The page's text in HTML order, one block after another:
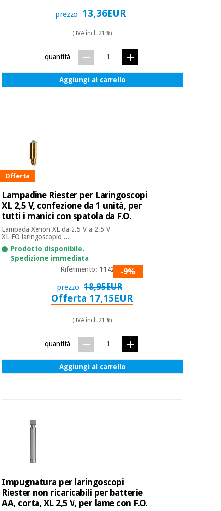
(liquidazione)
prezzo 13,36EUR
( IVA incl. 21%)
quantità
Aggiungi al carrello
Offerta
Lampadine Riester per Laringoscopi
XL 2,5 V, confezione da 1 unità, per
tutti i manici con spatola da F.O.
Lampada Xenon XL da 2,5 V a 2,5 V
XL FO laringoscopio ...
Prodotto disponibile.
Spedizione immediata
Riferimento:11428 -9%
prezzo 18,95EUR
Offerta 17,15EUR
( IVA incl. 21%)
quantità
Aggiungi al carrello
Impugnatura per laringoscopi
Riester non ricaricabili per batterie
AA, corta, XL 2,5 V, per lame con F.O.